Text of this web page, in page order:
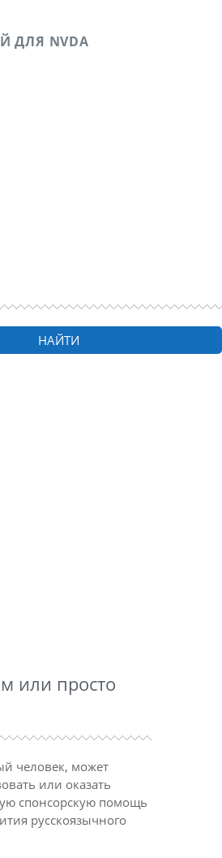
ДЛЯ NVDA
НАЙТИ
или просто
человек, может
или оказать
спонсорскую помощь
русскоязычного